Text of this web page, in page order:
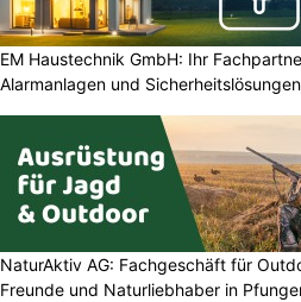
EM Haustechnik GmbH: Ihr
Alarmanlagen und Sicherheitslösungen
NaturAktiv AG: Fachgeschäft für
Freunde und Naturliebhaber in